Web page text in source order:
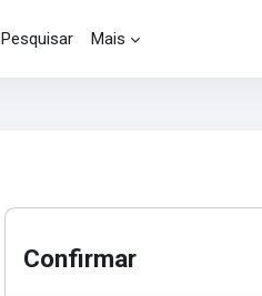
Pesquisar Mais
Confirmar